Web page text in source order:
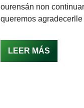
ourensán non
queremos
LEER MÁS